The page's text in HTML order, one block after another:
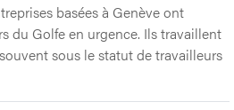
basées à Genève ont
du Golfe en urgence. Ils travaillent
sous le statut de travailleurs